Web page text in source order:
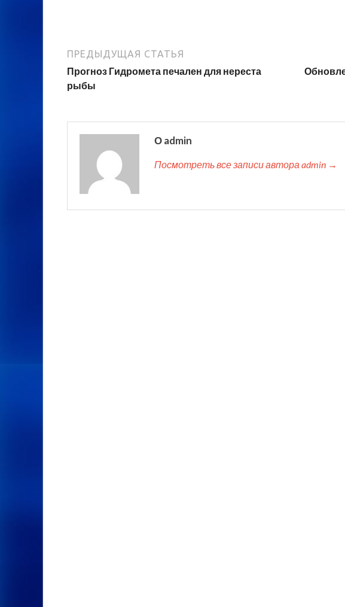
ПРЕДЫДУЩАЯ СТАТЬЯ
Прогноз Гидромета печален для нереста
рыбы
О admin
Посмотреть все записи автора admin →